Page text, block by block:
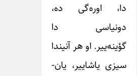
دا، اوره‌گی ده،
دونیاسی دا
گؤینه‌ییر. او هر آنیندا
سیزی یاشاییر، یان-